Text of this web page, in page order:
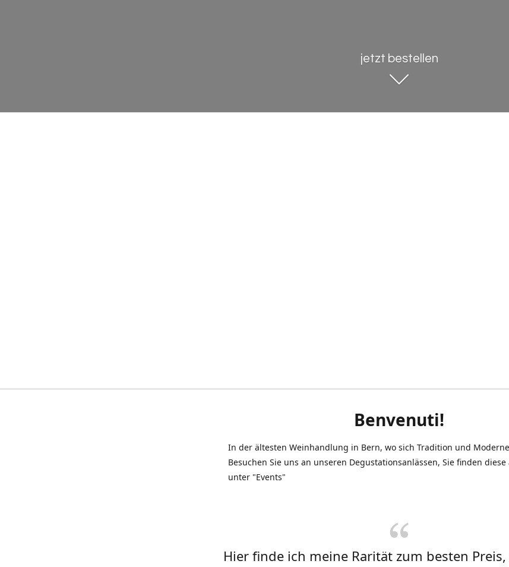
jetzt bestellen
Benvenuti!
In der ältesten Weinhandlung in Bern, wo sich Tradition und
Besuchen Sie uns an unseren Degustationsanlässen, Sie finden diese
unter "Events"
Hier finde ich meine Rarität zum besten